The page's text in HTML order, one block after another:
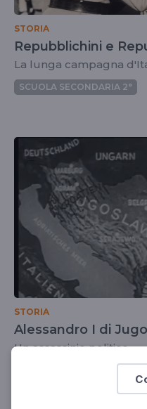
STORIA
Repubblichini e
La lunga campagna
SCUOLA SECONDARIA 2°
STORIA
Alessandro I di
Un assassinio politico